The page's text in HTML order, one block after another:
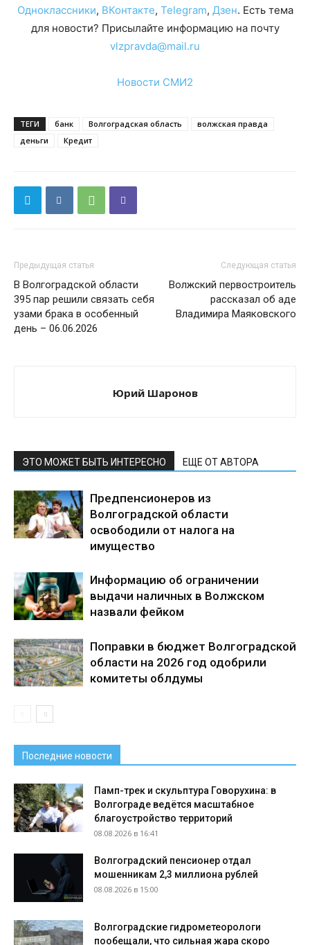
Одноклассники, ВКонтакте, Telegram, Дзен. Есть тема
для новости? Присылайте информацию на почту
vlzpravda@mail.ru
Новости СМИ2
ТЕГИ банк Волгоградская область
волжская правда
деньги
Кредит
Предыдущая статья
В Волгоградской области
395 пар решили связать себя
узами брака в особенный
день – 06.06.2026
Следующая статья
Волжский первостроитель
рассказал об аде
Владимира Маяковского
Юрий Шаронов
ЭТО МОЖЕТ БЫТЬ ИНТЕРЕСНО ЕЩЕ ОТ АВТОРА
Предпенсионеров из
Волгоградской области
освободили от налога на
имущество
Информацию об ограничении
выдачи наличных в Волжском
назвали фейком
Поправки в бюджет Волгоградской
области на 2026 год одобрили
комитеты облдумы
Последние новости
Памп-трек и скульптура Говорухина: в
Волгограде ведётся масштабное
благоустройство территорий
08.08.2026 в 16:41
Волгоградский пенсионер отдал
мошенникам 2,3 миллиона рублей
08.08.2026 в 15:00
Волгоградские гидрометеорологи
пообещали, что сильная жара скоро